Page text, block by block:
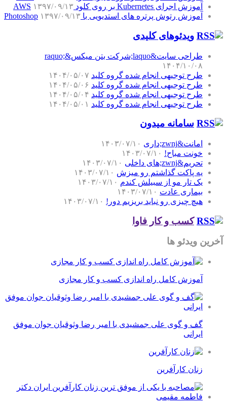
آموزش اجرای Kubernetes بر روی کلود AWS
۱۳۹۷/۰۹/۱۳
آموزش رتوش پرتره های استدیویی با Photoshop ۱۳۹۷/۰۹/۱۳
ویدئوهای کلیدی
طراحی سایت&laquo;شرکت بتن میکس&raquo;
۱۴۰۴/۱۰/۰۸
طرح توجیهی انجام شده گروه کلید ۱۴۰۴/۰۵/۰۷
طرح توجیهی انجام شده گروه کلید ۱۴۰۴/۰۵/۰۶
طرح توجیهی انجام شده گروه کلید ۱۴۰۴/۰۵/۰۴
طرح توجیهی انجام شده گروه کلید ۱۴۰۴/۰۵/۰۱
سامانه میدون
امانت&zwnj;داری
۱۴۰۳/۰۷/۱۰
خونت مباح! ۱۴۰۳/۰۷/۱۰
تحریم&zwnj;های داخلی
۱۴۰۳/۰۷/۱۰
یه پاکت گذاشتم رو میزش ۱۴۰۳/۰۷/۱۰
یک تار مو از سبیلش کندم ۱۴۰۳/۰۷/۱۰
بیماری عادت ۱۴۰۳/۰۷/۱۰
هیچ چیزی رو نباید بریزیم دور! ۱۴۰۳/۰۷/۱۰
کسب و کار فاوا
آخرین ویدئو ها
آموزش کامل راه اندازی کسب و کار مجازی
گف و گوی علی جمشیدی با امیر رضا وثوقیان جوان موفق
ایرانی
زنان کارآفرین